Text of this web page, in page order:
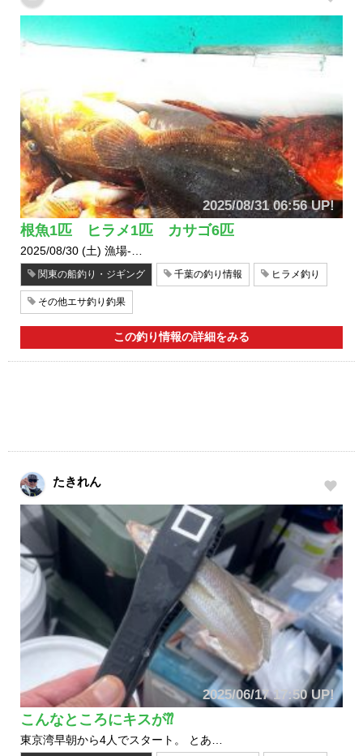
2025/08/31 06:56 UP!
根魚1匹 ヒラメ1匹 カサゴ6匹
2025/08/30 (土) 漁場-…
関東の船釣り・ジギング 千葉の釣り情報 ヒラメ釣り
その他エサ釣り釣果
この釣り情報の詳細をみる
たきれん
2025/06/17 17:50 UP!
こんなところにキスが⁇
東京湾早朝から4人でスタート。 とあ…